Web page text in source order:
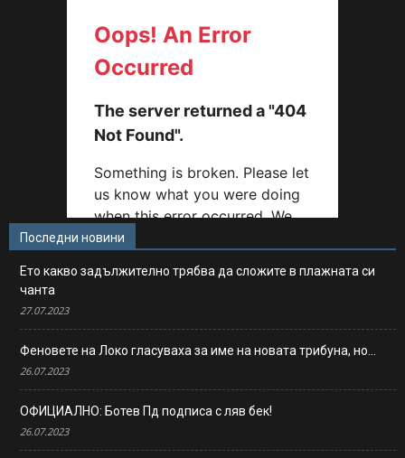
Последни новини
Ето какво задължително трябва да сложите в плажната си
чанта
27.07.2023
Феновете на Локо гласуваха за име на новата трибуна, но…
26.07.2023
ОФИЦИАЛНО: Ботев Пд подписа с ляв бек!
26.07.2023